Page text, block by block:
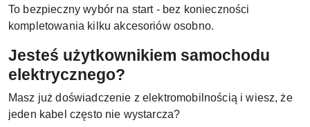
To bezpieczny wybór na start - bez konieczności
kompletowania kilku akcesoriów osobno.
Jesteś użytkownikiem samochodu
elektrycznego?
Masz już doświadczenie z elektromobilnością i wiesz, że
jeden kabel często nie wystarcza?